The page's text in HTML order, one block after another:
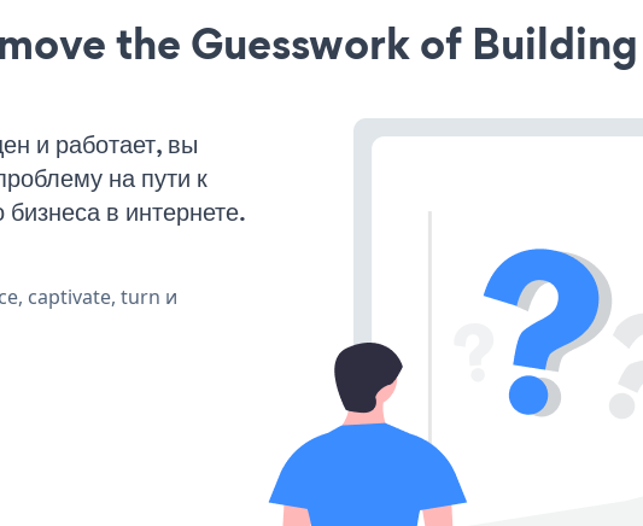
the Guesswork of
и работает, вы
на пути к
в интернете.
captivate, turn и